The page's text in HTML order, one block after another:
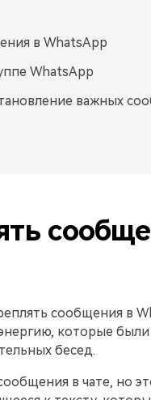
в WhatsApp
WhatsApp
важных
сообщения в
которые
бесед.
в чате, но